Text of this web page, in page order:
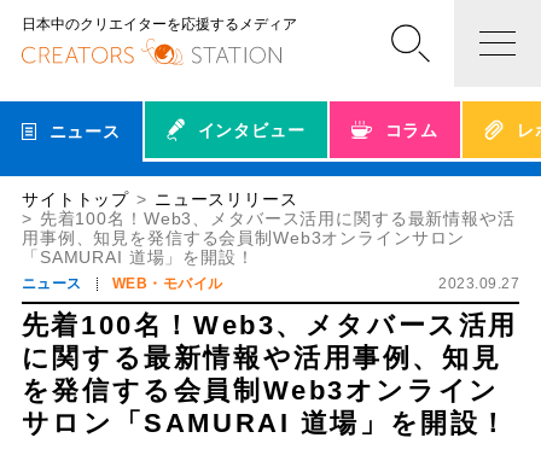
日本中のクリエイターを応援するメディア
ニュース インタビュー コラム レ
サイトトップ
ニュースリリース
先着100名！Web3、メタバース活用に関する最新情報や活
用事例、知見を発信する会員制Web3オンラインサロン
「SAMURAI 道場」を開設！
ニュース WEB・モバイル 2023.09.27
先着100名！Web3、メタバース活用
に関する最新情報や活用事例、知見
を発信する会員制Web3オンライン
サロン「SAMURAI 道場」を開設！